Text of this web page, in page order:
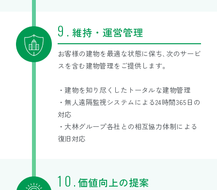
維持・運営管理
お客様の建物を最適な状態に保ち､次のサービ
スを含む建物管理をご提供します。
・建物を知り尽くしたトータルな建物管理
・無人遠隔監視システムによる24時間365日の
対応
・大林グループ各社との相互協力体制による
復旧対応
価値向上の提案